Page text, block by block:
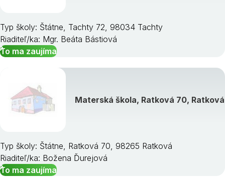
Typ školy: Štátne, Tachty 72, 98034 Tachty
Riaditeľ/ka: Mgr. Beáta Bástiová
To ma zaujíma
Materská škola, Ratková 70, Ratková
Typ školy: Štátne, Ratková 70, 98265 Ratková
Riaditeľ/ka: Božena Ďurejová
To ma zaujíma